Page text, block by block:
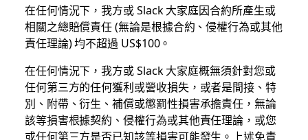
在任何情況下，我方或 Slack 大家庭因合約所產生或
相關之總賠償責任 (無論是根據合約、侵權行為或其他
責任理論) 均不超過 US$100。
在任何情況下，我方或 Slack 大家庭概無須針對您或
任何第三方的任何獲利或營收損失，或者是間接、特
別、附帶、衍生、補償或懲罰性損害承擔責任，無論
該等損害根據契約、侵權行為或其他責任理論，或您
或任何第三方是否已知該等損害可能發生。上述免責